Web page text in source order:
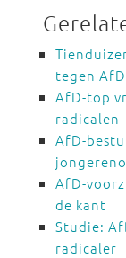
tegen AfD
AfD-top
radicalen
AfD-
AfD-
de kant
Studie:
radicaler